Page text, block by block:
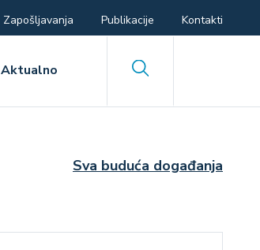
Zapošljavanja Publikacije Kontakti
Aktualno Search
Sva buduća događanja